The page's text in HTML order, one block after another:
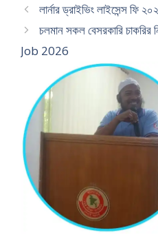
লার্নার ড্রাইভিং লাইসেন্স
চলমান সকল বেসরকারি
Job 2026